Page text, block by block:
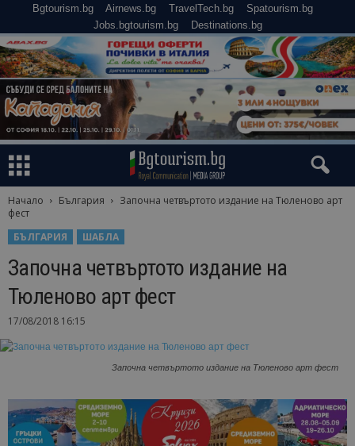
Bgtourism.bg Airnews.bg TravelTech.bg
Spatourism.bg
Jobs.bgtourism.bg
Destinations.bg
Начало България
Започна четвъртото издание на Тюленово арт
фест
БЪЛГАРИЯ
ШАБЛА
Започна четвъртото издание на
Тюленово арт фест
17/08/2018 16:15
Започна четвъртото издание на Тюленово арт фест